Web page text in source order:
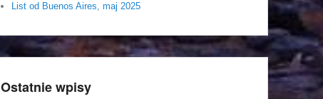
List od Buenos Aires, maj 2025
Ostatnie wpisy